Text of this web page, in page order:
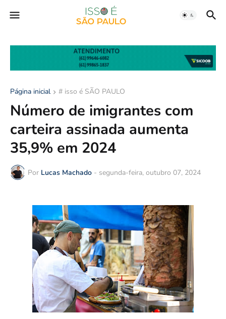
Página inicial # isso é SÃO PAULO
Número de imigrantes com
carteira assinada aumenta
35,9% em 2024
Por Lucas Machado - segunda-feira, outubro 07, 2024